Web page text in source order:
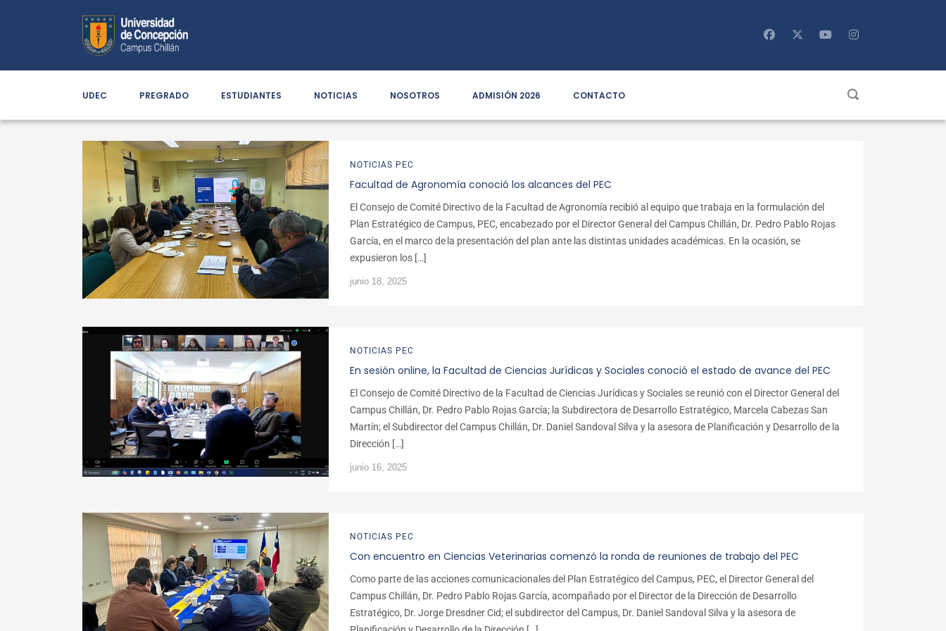
UDEC PREGRADO ESTUDIANTES NOTICIAS NOSOTROS ADMISIÓN 2026 CONTACTO
NOTICIAS PEC
Facultad de Agronomía conoció los alcances del PEC
El Consejo de Comité Directivo de la Facultad de Agronomía recibió al equipo que trabaja en la formulación del
Plan Estratégico de Campus, PEC, encabezado por el Director General del Campus Chillán, Dr. Pedro Pablo Rojas
García, en el marco de la presentación del plan ante las distintas unidades académicas. En la ocasión, se
expusieron los […]
junio 18, 2025
NOTICIAS PEC
En sesión online, la Facultad de Ciencias Jurídicas y Sociales conoció el estado de avance del PEC
El Consejo de Comité Directivo de la Facultad de Ciencias Jurídicas y Sociales se reunió con el Director General del
Campus Chillán, Dr. Pedro Pablo Rojas García; la Subdirectora de Desarrollo Estratégico, Marcela Cabezas San
Martín; el Subdirector del Campus Chillán, Dr. Daniel Sandoval Silva y la asesora de Planificación y Desarrollo de la
Dirección […]
junio 16, 2025
NOTICIAS PEC
Con encuentro en Ciencias Veterinarias comenzó la ronda de reuniones de trabajo del PEC
Como parte de las acciones comunicacionales del Plan Estratégico del Campus, PEC, el Director General del
Campus Chillán, Dr. Pedro Pablo Rojas García, acompañado por el Director de la Dirección de Desarrollo
Estratégico, Dr. Jorge Dresdner Cid; el subdirector del Campus, Dr. Daniel Sandoval Silva y la asesora de